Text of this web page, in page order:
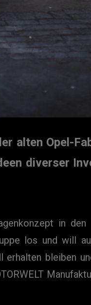
alten Opel-
diverser
in den
los und will
bleiben